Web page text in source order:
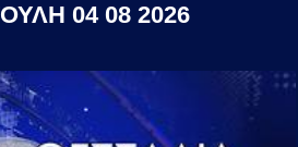
04 08 2026